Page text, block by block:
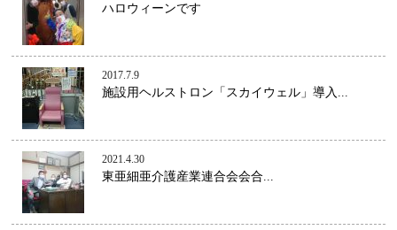
ハロウィーンです
2017.7.9
施設用ヘルストロン「スカイウェル」導入...
2021.4.30
東亜細亜介護産業連合会会合...